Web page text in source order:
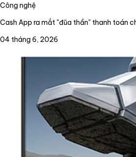
Công nghệ
Cash App ra mắt "đũa thần" thanh toán
04 tháng 6, 2026